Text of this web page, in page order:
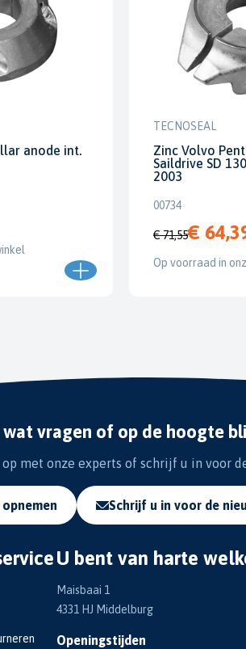
anode int.
TECNOSEAL
Zinc Volvo
Saildrive SD
2003
00734
€ 71,55€
Op voorraad in
vragen of op de hoogte
met onze experts of schrijf u in voor
Schrijf u in voor de
U bent van harte
Maisbaai 1
4331 HJ Middelburg
Openingstijden